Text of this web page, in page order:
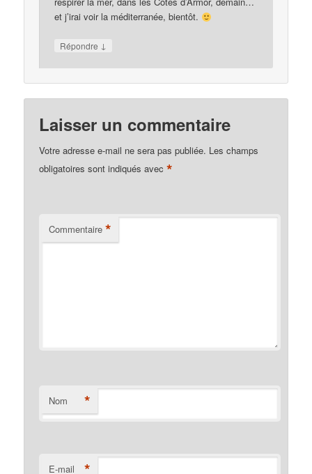
et j’irai voir la méditerranée, bientôt.
Répondre ↓
Laisser un commentaire
Votre adresse e-mail ne sera pas publiée. Les champs
obligatoires sont indiqués avec*
Commentaire *
Nom *
E-mail *